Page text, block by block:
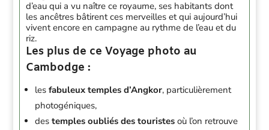
d’eau qui a vu naître ce royaume, ses habitants dont
les ancêtres bâtirent ces merveilles et qui aujourd’hui
vivent encore en campagne au rythme de l’eau et du
riz.
Les plus de ce Voyage photo au
Cambodge :
lesfabuleux temples d’Angkor, particulièrement
photogéniques,
destemples oubliés des touristes où l’on retrouve